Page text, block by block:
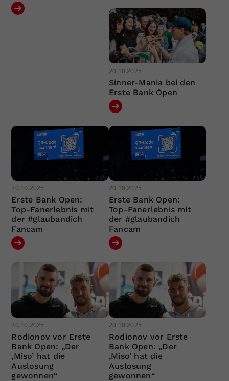
20.10.2025
Sinner-Mania bei den
Erste Bank Open
20.10.2025
Erste Bank Open:
Top-Fanerlebnis mit
der #glaubandich
Fancam
20.10.2025
Erste Bank Open:
Top-Fanerlebnis mit
der #glaubandich
Fancam
20.10.2025
Rodionov vor Erste
Bank Open: „Der
‚Miso’ hat die
Auslosung
gewonnen“
20.10.2025
Rodionov vor Erste
Bank Open: „Der
‚Miso’ hat die
Auslosung
gewonnen“